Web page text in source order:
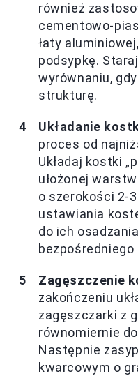
również
cementowo-
łaty
podsypkę.
wyrównaniu,
strukturę.
Układanie
proces od
Układaj kostki
ułożonej
o szerokości 2-
ustawiania
do ich
Zagęszczenie
zakończeniu
zagęszczarki z
równomiernie
Następnie
kwarcowym o